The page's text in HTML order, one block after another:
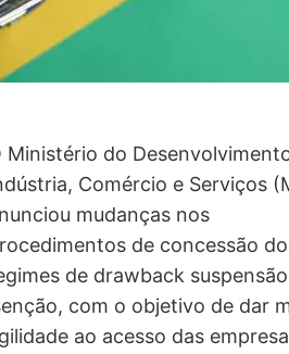
Ministério do
Comércio e Serviços
mudanças nos
de concessão
de drawback
com o objetivo de dar
ao acesso das